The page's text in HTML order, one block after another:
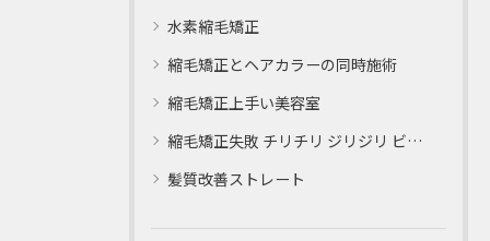
水素縮毛矯正
縮毛矯正とヘアカラーの同時施術
縮毛矯正上手い美容室
縮毛矯正失敗 チリチリ ジリジリ ビビり直し専門
髪質改善ストレート